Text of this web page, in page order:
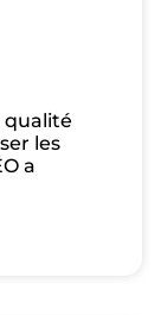
qualité
les
a